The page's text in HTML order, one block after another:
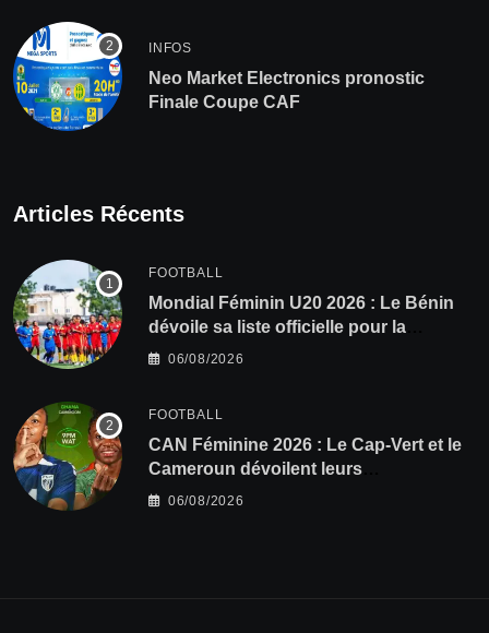
INFOS
Neo Market Electronics pronostic
Finale Coupe CAF
Articles Récents
FOOTBALL
Mondial Féminin U20 2026 : Le Bénin
dévoile sa liste officielle pour la
Pologne
06/08/2026
FOOTBALL
CAN Féminine 2026 : Le Cap-Vert et le
Cameroun dévoilent leurs
compositions
06/08/2026